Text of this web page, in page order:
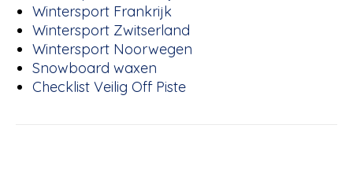
Wintersport Frankrijk
Wintersport Zwitserland
Wintersport Noorwegen
Snowboard waxen
Checklist Veilig Off Piste